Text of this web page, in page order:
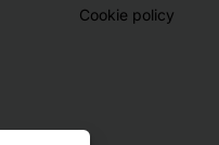
Cookie policy